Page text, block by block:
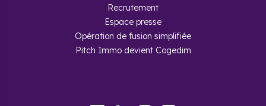
Recrutement
Espace presse
Opération de fusion simplifiée
Pitch Immo devient Cogedim